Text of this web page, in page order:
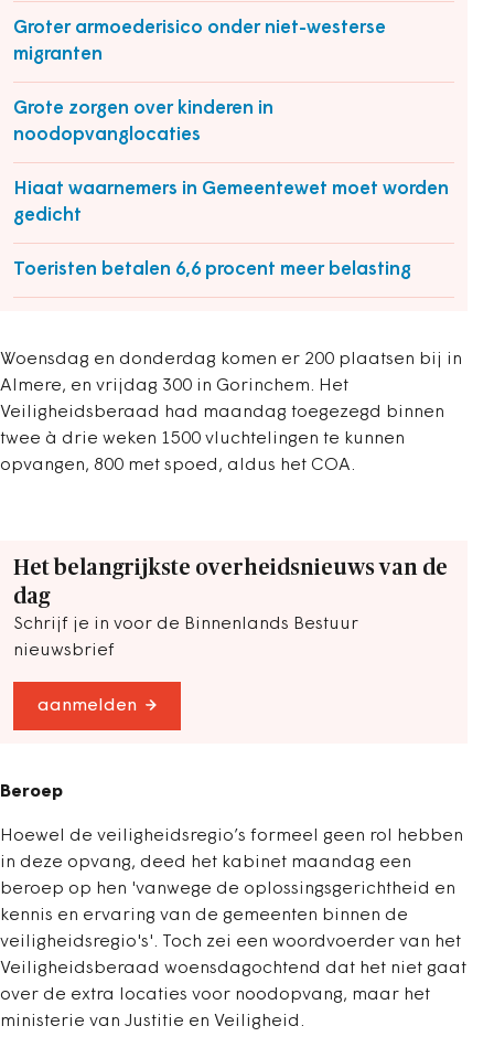
Groter armoederisico onder niet-westerse
migranten
Grote zorgen over kinderen in
noodopvanglocaties
Hiaat waarnemers in Gemeentewet moet worden
gedicht
Toeristen betalen 6,6 procent meer belasting
Woensdag en donderdag komen er 200 plaatsen bij in
Almere, en vrijdag 300 in Gorinchem. Het
Veiligheidsberaad had maandag toegezegd binnen
twee à drie weken 1500 vluchtelingen te kunnen
opvangen, 800 met spoed, aldus het COA.
Het belangrijkste overheidsnieuws van de
dag
Schrijf je in voor de Binnenlands Bestuur
nieuwsbrief
aanmelden
Beroep
Hoewel de veiligheidsregio’s formeel geen rol hebben
in deze opvang, deed het kabinet maandag een
beroep op hen 'vanwege de oplossingsgerichtheid en
kennis en ervaring van de gemeenten binnen de
veiligheidsregio's'. Toch zei een woordvoerder van het
Veiligheidsberaad woensdagochtend dat het niet gaat
over de extra locaties voor noodopvang, maar het
ministerie van Justitie en Veiligheid.